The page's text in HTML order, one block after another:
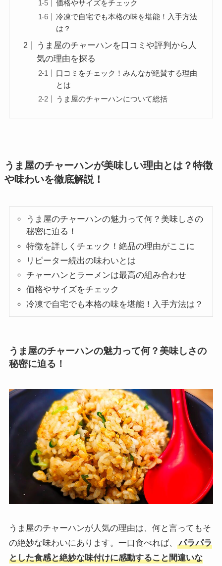
価格やサイズをチェック
冷凍で自宅でも本格の味を堪能！入手方法
は？
うま屋のチャーハンを口コミや評判から人
気の理由を探る
口コミをチェック！みんなが絶賛する理由
とは
うま屋のチャーハンについて総括
うま屋のチャーハンが美味しい理由とは？特徴
や味わいを徹底解説！
うま屋のチャーハンの魅力って何？美味しさの
秘密に迫る！
特徴を詳しくチェック！絶品の理由がここに
リピーター続出の味わいとは
チャーハンとラーメンは最高の組み合わせ
価格やサイズをチェック
冷凍で自宅でも本格の味を堪能！入手方法は？
うま屋のチャーハンの魅力って何？美味しさの
秘密に迫る！
うま屋のチャーハンが人気の理由は、何と言ってもそ
の絶妙な味わいにあります。一口食べれば、
パラパラ
とした食感と絶妙な味付けに感動すること間違いな